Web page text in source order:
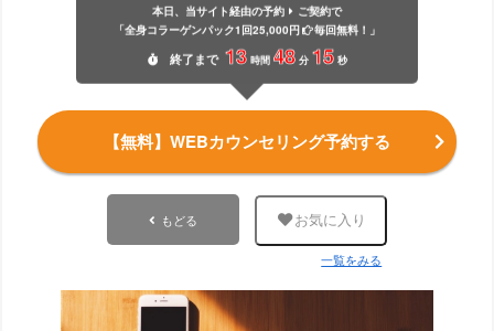
本日、当サイト経由の予約
ご契約で
「全身コラーゲンパック1回25,000円
毎回無料！」
終了 まで 13 時間 48 分 14 秒
【無料】WEBカウンセリング予約する
もどる お気に入り
一覧をみる